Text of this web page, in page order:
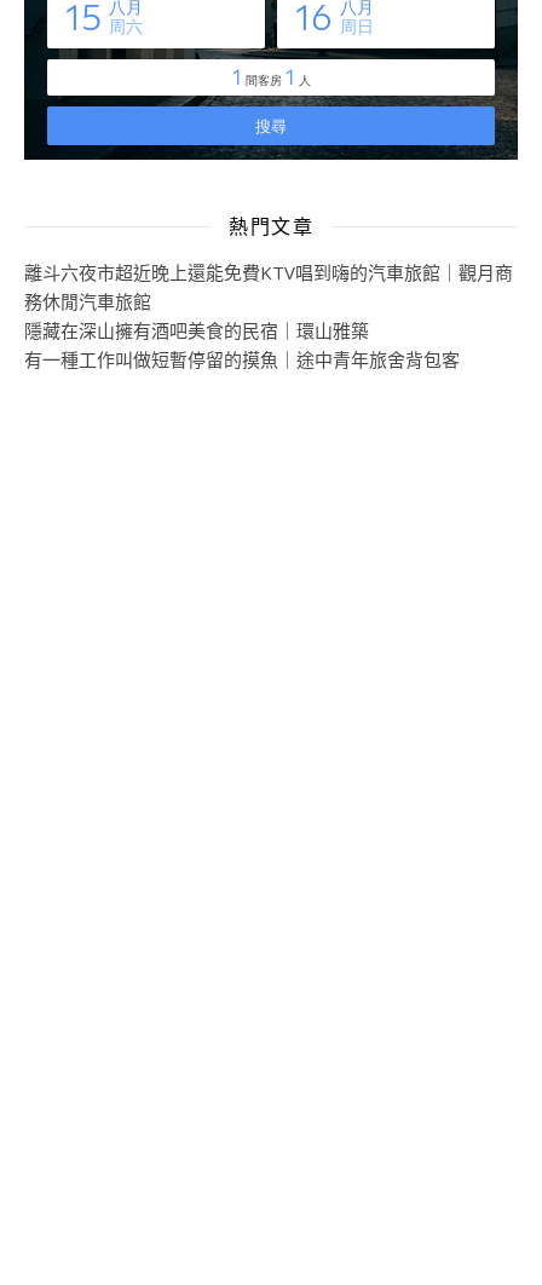
熱門文章
離斗六夜市超近晚上還能免費KTV唱到嗨的汽車旅館｜觀月商
務休閒汽車旅館
隱藏在深山擁有酒吧美食的民宿｜環山雅築
有一種工作叫做短暫停留的摸魚｜途中青年旅舍背包客